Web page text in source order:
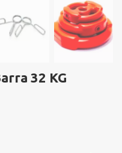
32 KG